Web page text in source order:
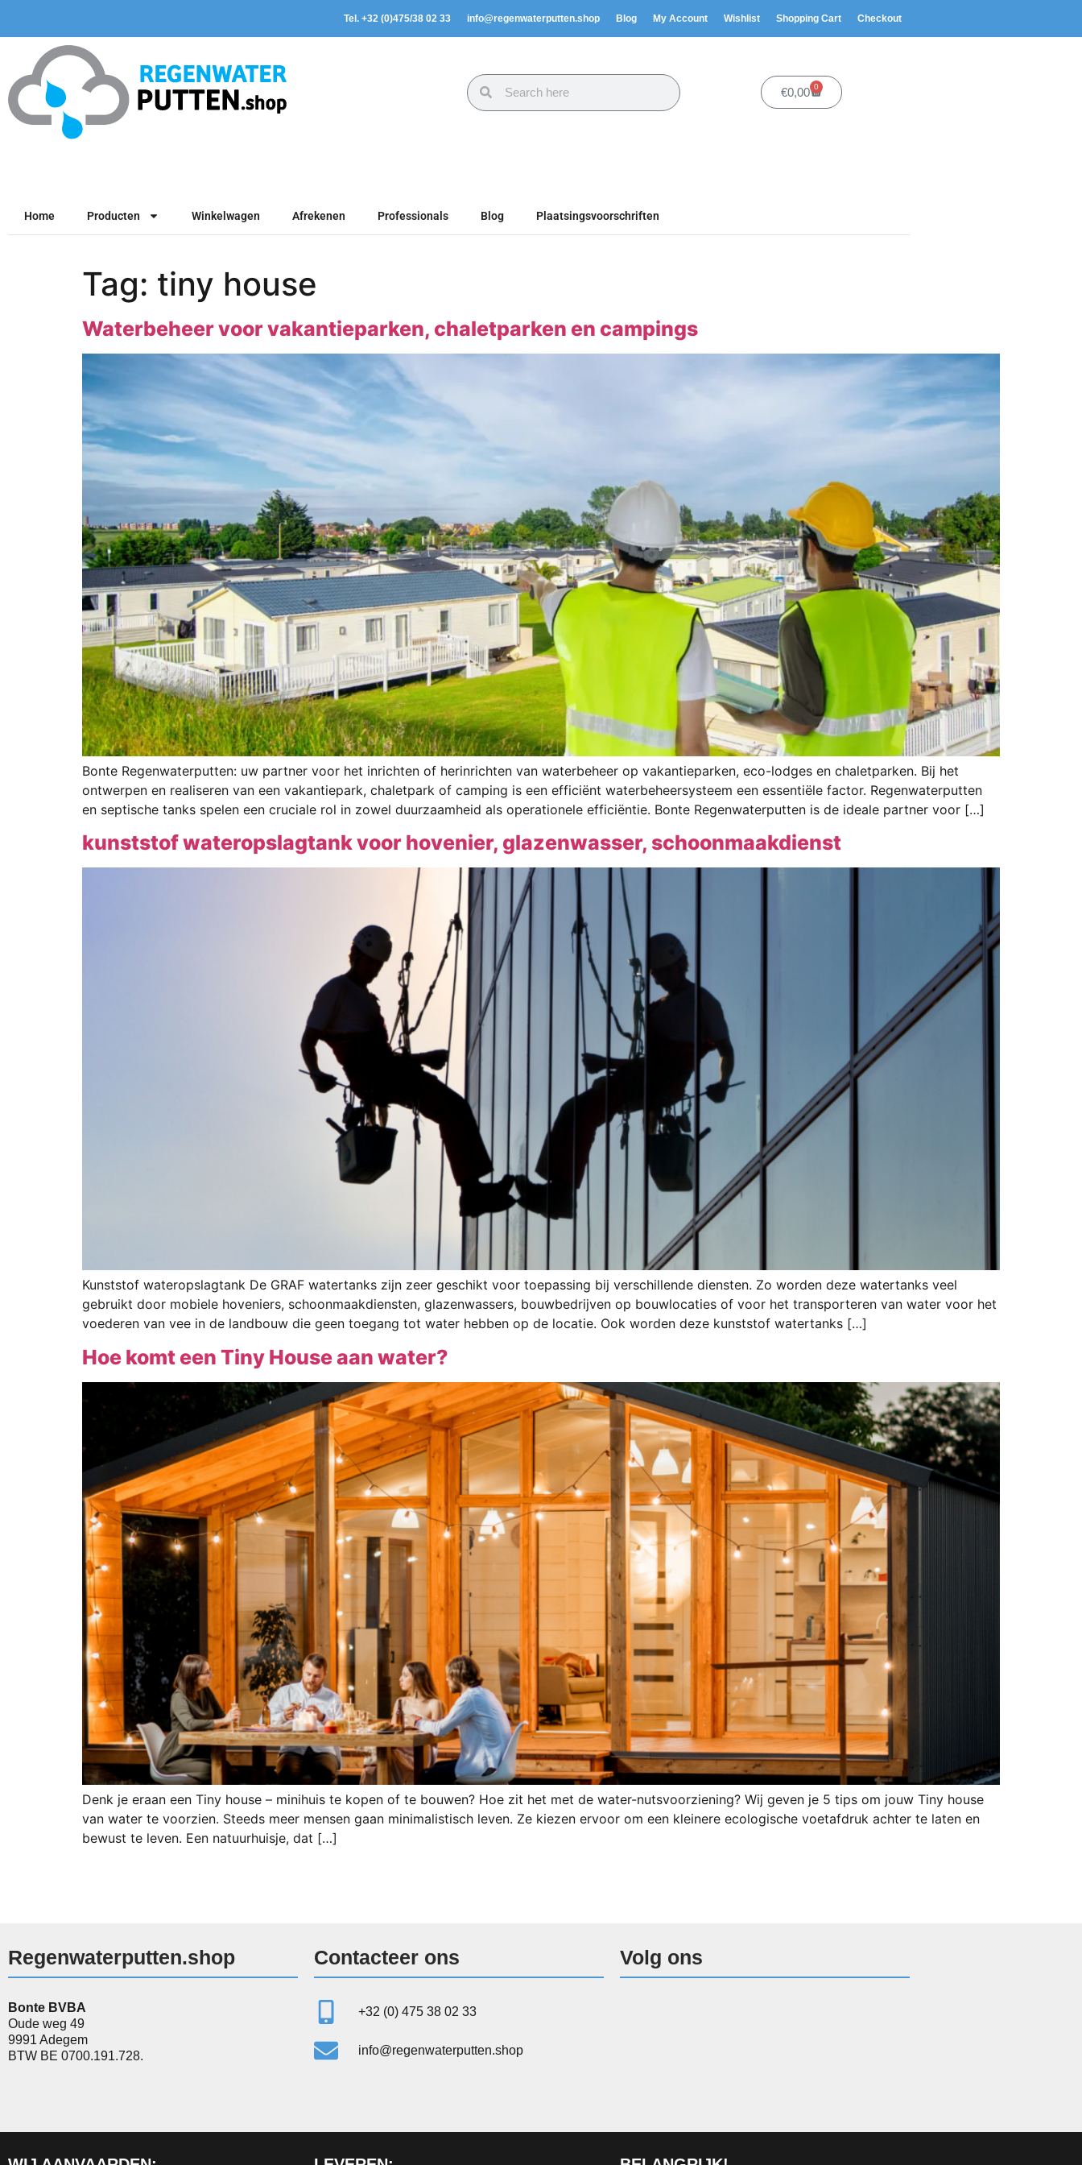
Tel. +32 (0)475/38 02 33 info@regenwaterputten.shop Blog My Account Wishlist Shopping Cart Checkout
€0,00 0
Home Producten Winkelwagen Afrekenen Professionals Blog Plaatsingsvoorschriften
Tag: tiny house
Waterbeheer voor vakantieparken, chaletparken en campings
Bonte Regenwaterputten: uw partner voor het inrichten of herinrichten van waterbeheer op vakantieparken, eco-lodges en chaletparken. Bij het
ontwerpen en realiseren van een vakantiepark, chaletpark of camping is een efficiënt waterbeheersysteem een essentiële factor. Regenwaterputten
en septische tanks spelen een cruciale rol in zowel duurzaamheid als operationele efficiëntie. Bonte Regenwaterputten is de ideale partner voor […]
kunststof wateropslagtank voor hovenier, glazenwasser, schoonmaakdienst
Kunststof wateropslagtank De GRAF watertanks zijn zeer geschikt voor toepassing bij verschillende diensten. Zo worden deze watertanks veel
gebruikt door mobiele hoveniers, schoonmaakdiensten, glazenwassers, bouwbedrijven op bouwlocaties of voor het transporteren van water voor het
voederen van vee in de landbouw die geen toegang tot water hebben op de locatie. Ook worden deze kunststof watertanks […]
Hoe komt een Tiny House aan water?
Denk je eraan een Tiny house – minihuis te kopen of te bouwen? Hoe zit het met de water-nutsvoorziening? Wij geven je 5 tips om jouw Tiny house
van water te voorzien. Steeds meer mensen gaan minimalistisch leven. Ze kiezen ervoor om een kleinere ecologische voetafdruk achter te laten en
bewust te leven. Een natuurhuisje, dat […]
Regenwaterputten.shop
Bonte BVBA
Oude weg 49
9991 Adegem
BTW BE 0700.191.728.
Contacteer ons
+32 (0) 475 38 02 33
info@regenwaterputten.shop
Volg ons